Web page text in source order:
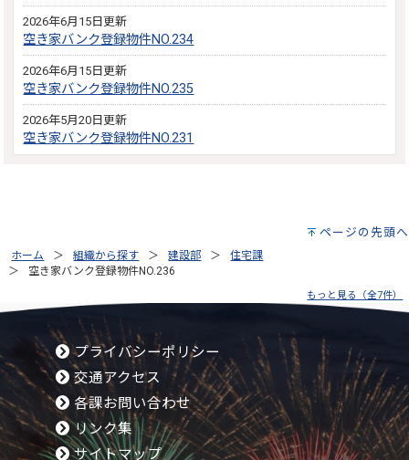
2026年6月15日更新
空き家バンク登録物件NO.234
2026年6月15日更新
空き家バンク登録物件NO.235
2026年5月20日更新
空き家バンク登録物件NO.231
ページの先頭へ
ホーム 組織から探す 建設部
住宅課
空き家バンク登録物件NO.236
もっと見る（全7件）
プライバシーポリシー
交通アクセス
各課お問い合わせ
リンク集
サイトマップ